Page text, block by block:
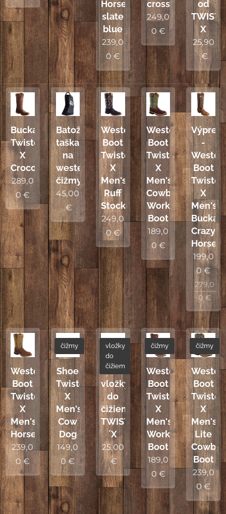
Horseman
slate
blue
239,0
0€
cross
249,0
0 €
od
X
25,90
€
Buckaroo
Twisted
X
Croco
289,0
0 €
Batožinová
taška
na
westernové
čižmy
45,00
€
Western
Boot
Twisted
X
Men's
Ruff
Stock
249,0
0€
Western
Boot
Twisted
X
Men's
Cowboy
Work
Boot
189,0
0 €
-
Boot
Twisted
X
Men's
Crazy
Horse
199,0
0€
279,0
0€
Western
Boot
Twisted
X
Men's
Horseman
239,0
0€
Shoe
Twisted
X
Men's
Cow
Dog
čižmy
149,0
0€
Náhradné
vložky
do
čižiem
TWISTED
´X
vložky
do
čižiem
25,00
€
Western
Boot
Twisted
X
Men's
Work
Boot
čižmy
189,0
0 €
Boot
Twisted
X
Men's
Lite
Boot
čižmy
239,0
0€